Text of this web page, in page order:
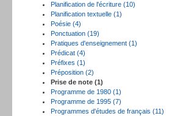
Planification de l'écriture (10)
Planification textuelle (1)
Poésie (4)
Ponctuation (19)
Pratiques d'enseignement (1)
Prédicat (4)
Préfixes (1)
Préposition (2)
Prise de note (1)
Programme de 1980 (1)
Programme de 1995 (7)
Programmes d'études de français (11)